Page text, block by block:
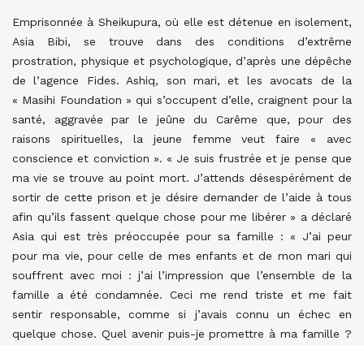
Emprisonnée à Sheikupura, où elle est détenue en isolement,
Asia Bibi, se trouve dans des conditions d’extrême
prostration, physique et psychologique, d’après une dépêche
de l’agence Fides. Ashiq, son mari, et les avocats de la
« Masihi Foundation » qui s’occupent d’elle, craignent pour la
santé, aggravée par le jeûne du Carême que, pour des
raisons spirituelles, la jeune femme veut faire « avec
conscience et conviction ». « Je suis frustrée et je pense que
ma vie se trouve au point mort. J’attends désespérément de
sortir de cette prison et je désire demander de l’aide à tous
afin qu’ils fassent quelque chose pour me libérer » a déclaré
Asia qui est très préoccupée pour sa famille : « J’ai peur
pour ma vie, pour celle de mes enfants et de mon mari qui
souffrent avec moi : j’ai l’impression que l’ensemble de la
famille a été condamnée. Ceci me rend triste et me fait
sentir responsable, comme si j’avais connu un échec en
quelque chose. Quel avenir puis-je promettre à ma famille ?